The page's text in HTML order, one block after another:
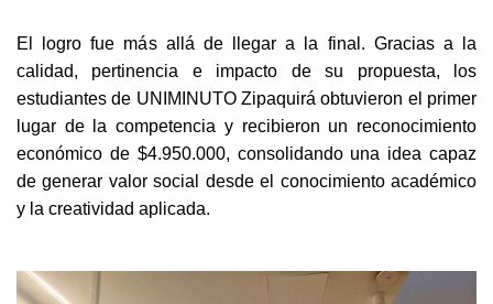
El logro fue más allá de llegar a la final. Gracias a la
calidad, pertinencia e impacto de su propuesta, los
estudiantes de UNIMINUTO Zipaquirá obtuvieron el primer
lugar de la competencia y recibieron un reconocimiento
económico de $4.950.000, consolidando una idea capaz
de generar valor social desde el conocimiento académico
y la creatividad aplicada.